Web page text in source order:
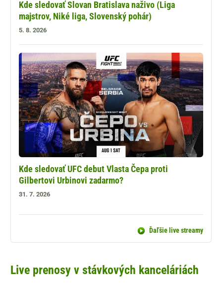
Kde sledovať Slovan Bratislava naživo (Liga
majstrov, Niké liga, Slovenský pohár)
5. 8. 2026
Kde sledovať UFC debut Vlasta Čepa proti
Gilbertovi Urbinovi zadarmo?
31. 7. 2026
Ďaľšie live streamy
Live prenosy v stávkových kanceláriách